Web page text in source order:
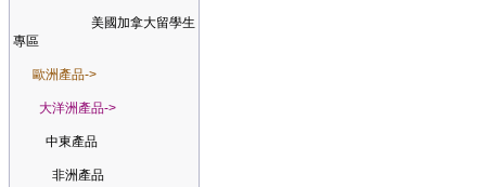
美國加拿大留學生
專區
歐洲產品->
大洋洲產品->
中東產品
非洲產品